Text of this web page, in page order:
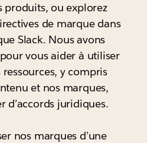
produits, ou explorez
de marque dans
Slack. Nous avons
vous aider à utiliser
y compris
et nos marques,
d’accords juridiques.
nos marques d’une